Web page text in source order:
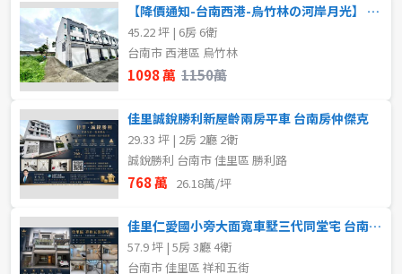
【降價通知-台南西港-烏竹林の河岸月光】 台南房仲傑克
45.22 坪 | 6房 6衛
台南市 西港區 烏竹林
1098 萬 1150萬
佳里誠銳勝利新屋齡兩房平車 台南房仲傑克
29.33 坪 | 2房 2廳 2衛
誠銳勝利 台南市 佳里區 勝利路
768 萬 26.18萬/坪
佳里仁愛國小旁大面寬車墅三代同堂宅 台南房仲傑克
57.9 坪 | 5房 3廳 4衛
台南市 佳里區 祥和五街